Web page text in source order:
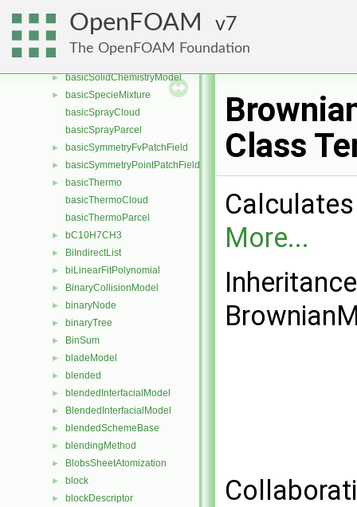
OpenFOAM 7
The OpenFOAM Foundation
basicReactingMultiphaseCloud
basicReactingMultiphaseParcel
► basicSolidChemistryModel
►
basicSpecieMixture
basicSprayCloud
basicSprayParcel
► basicSymmetryFvPatchField
► basicSymmetryPointPatchField
►
basicThermo
basicThermoCloud
basicThermoParcel
► bC10H7CH3
► BiIndirectList
► biLinearFitPolynomial
► BinaryCollisionModel
► binaryNode
► binaryTree
► BinSum
► bladeModel
► blended
► blendedInterfacialModel
► BlendedInterfacialModel
► blendedSchemeBase
► blendingMethod
► BlobsSheetAtomization
► block
► blockDescriptor
Class
More...